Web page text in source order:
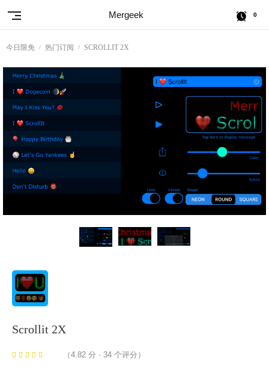
Mergeek 0
今日限免 热门订阅 SCROLLIT 2X
Scrollit 2X
（4.82 分 · 34 个评分）